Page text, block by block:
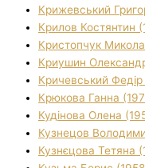
Крижевський
Крилов Костянтин
Кристопчук
Криушин
Кричевський
Крюкова Ганна
Кудінова Олена
Кузнецов
Кузнєцова Тетяна